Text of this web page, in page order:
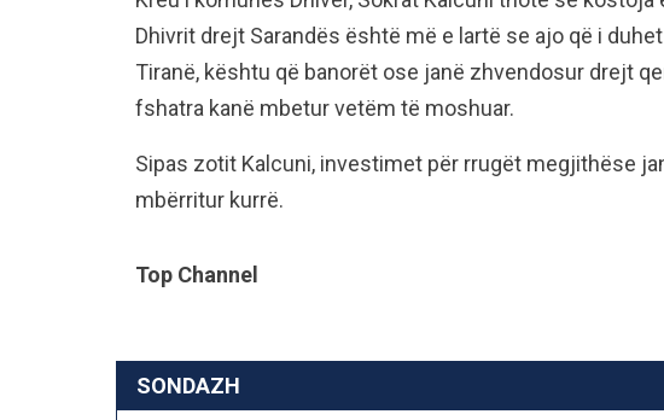
Dhivrit drejt Sarandës është më e lartë se ajo që i
Tiranë, kështu që banorët ose janë zhvendosur drejt
fshatra kanë mbetur vetëm të moshuar.
Sipas zotit Kalcuni, investimet për rrugët megjithëse
mbërritur kurrë.
Top Channel
SONDAZH